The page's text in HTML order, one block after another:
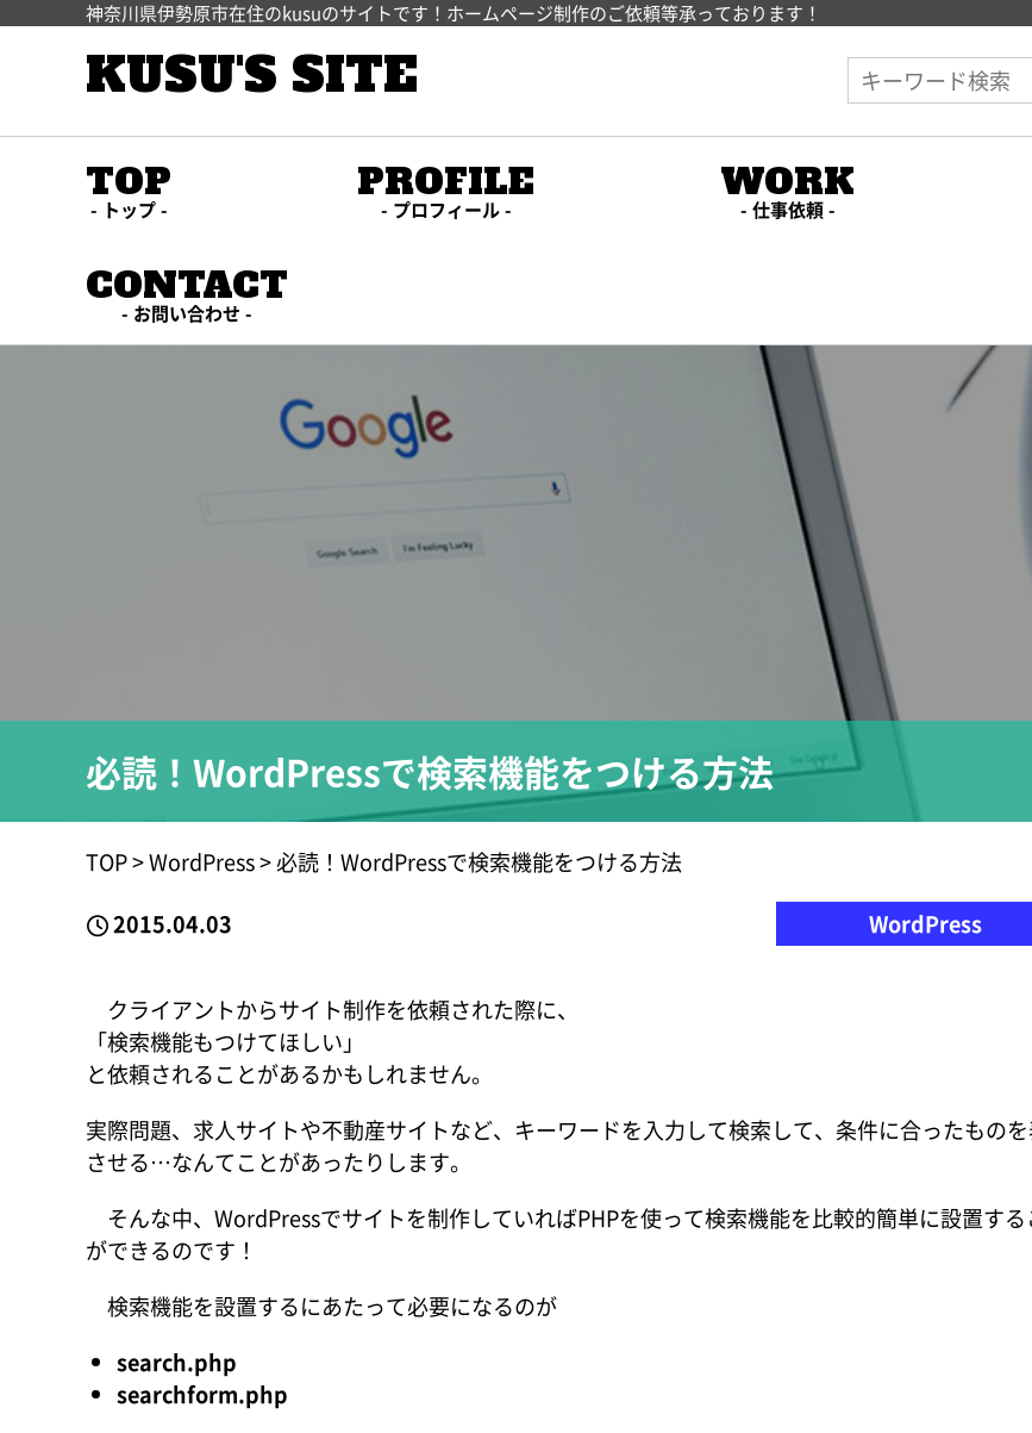
神奈川県伊勢原市在住のkusuのサイトです！ホームページ制作のご依頼等承っております！
KUSU'S SITE
TOP
トップ
PROFILE
プロフィール
WORK
仕事依頼
CONTACT
お問い合わせ
必読！WordPressで検索機能をつける方法
TOP>WordPress>必読！WordPressで検索機能をつける方法
2015.04.03
WordPress
クライアントからサイト制作を依頼された際に、
「検索機能もつけてほしい」
と依頼されることがあるかもしれません。
実際問題、求人サイトや不動産サイトなど、キーワードを入力して検索して、条件に合ったもの
させる…なんてことがあったりします。
そんな中、WordPressでサイトを制作していればPHPを使って検索機能を比較的簡単に設置する
ができるのです！
検索機能を設置するにあたって必要になるのが
search.php
searchform.php